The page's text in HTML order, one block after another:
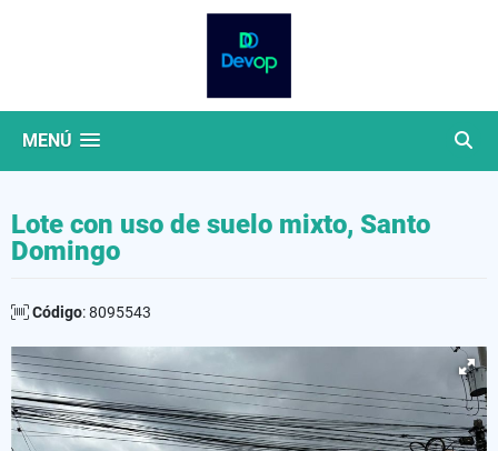
MENÚ
Lote con uso de suelo mixto, Santo
Domingo
Código: 8095543